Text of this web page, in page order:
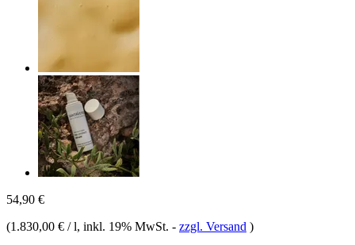
54,90 €
(1.830,00 € / l, inkl. 19% MwSt. - zzgl. Versand )